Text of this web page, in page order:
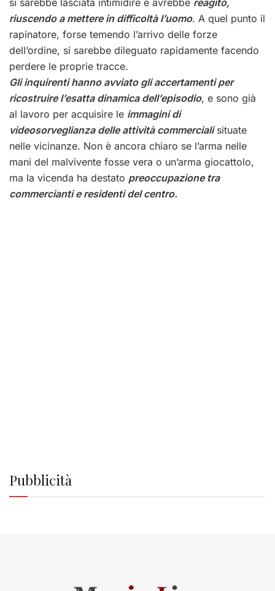
riuscendo a mettere in difficoltà l’uomo. A quel punto il
rapinatore, forse temendo l’arrivo delle forze
dell’ordine, si sarebbe dileguato rapidamente facendo
perdere le proprie tracce.
Gli inquirenti hanno avviato gli accertamenti per
ricostruire l’esatta dinamica dell’episodio, e sono già
al lavoro per acquisire le immagini di
videosorveglianza delle attività commercialisituate
nelle vicinanze. Non è ancora chiaro se l’arma nelle
mani del malvivente fosse vera o un’arma giocattolo,
ma la vicenda ha destato preoccupazione tra
commercianti e residenti del centro.
Pubblicità